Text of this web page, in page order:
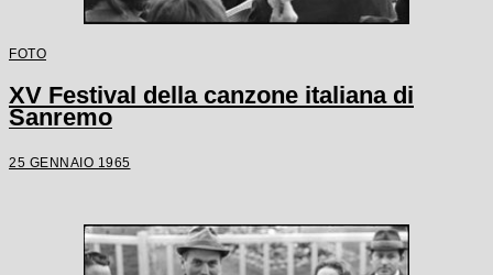
FOTO
XV Festival della canzone italiana di
Sanremo
25 GENNAIO 1965